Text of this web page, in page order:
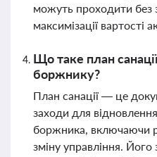
можуть проходити без
максимізації вартості
Що таке план
боржнику?
План санації — це
заходи для
боржника, включаючи
зміну управління.